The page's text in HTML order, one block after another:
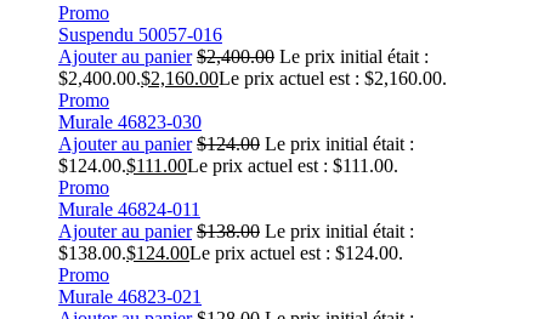
Promo
Suspendu 50057-016
Ajouter au panier $2,400.00 Le prix initial était :
$2,400.00.$2,160.00Le prix actuel est : $2,160.00.
Promo
Murale 46823-030
Ajouter au panier $124.00 Le prix initial était :
$124.00.$111.00Le prix actuel est : $111.00.
Promo
Murale 46824-011
Ajouter au panier $138.00 Le prix initial était :
$138.00.$124.00Le prix actuel est : $124.00.
Promo
Murale 46823-021